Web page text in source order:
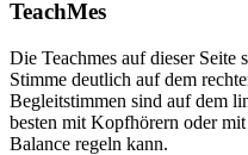
TeachMes
Die Teachmes auf dieser Seite
Stimme deutlich auf dem
Begleitstimmen sind auf dem
besten mit Kopfhörern oder
Balance regeln kann.